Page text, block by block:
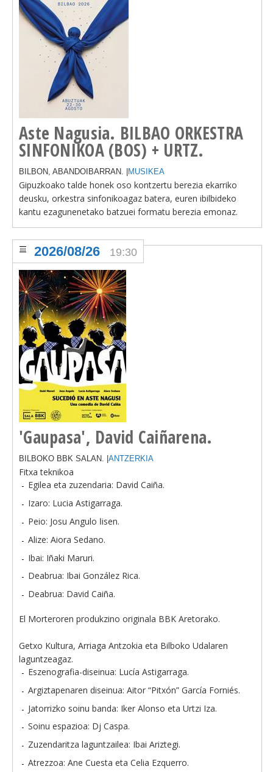
Aste Nagusia. BILBAO ORKESTRA
SINFONIKOA (BOS) + URTZ.
BILBON, ABANDOIBARRAN. | MUSIKEA
Gipuzkoako talde honek oso kontzertu berezia ekarriko
deusku, orkestra sinfonikoagaz batera, euren ibilbideko
kantu ezagunenetako batzuei formatu berezia emonaz.
'Gaupasa', David Caiñarena.
2026/08/26 19:30
BILBOKO BBK SALAN. | ANTZERKIA
Fitxa teknikoa
Egilea eta zuzendaria: David Caiña.
Izaro: Lucia Astigarraga.
Peio: Josu Angulo اisen.
Alize: Aiora Sedano.
Ibai: Iñaki Maruri.
Deabrua: Ibai González Rica.
Deabrua: David Caiña.
El Morteroren produkzino originala BBK Aretorako.
Getxo Kultura, Arriaga Antzokia eta Bilboko Udalaren
laguntzeagaz.
Eszenografia-diseinua: Lucía Astigarraga.
Argiztapenaren diseinua: Aitor “Pitxón” García Forniés.
Jatorrizko soinu banda: Iker Alonso eta Urtzi Iza.
Soinu espazioa: Dj Caspa.
Zuzendaritza laguntzailea: Ibai Ariztegi.
Atrezzoa: Ane Cuesta eta Celia Ezquerro.